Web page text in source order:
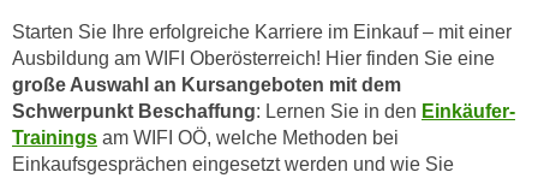
Starten Sie Ihre erfolgreiche Karriere im Einkauf – mit einer
Ausbildung am WIFI Oberösterreich! Hier finden Sie eine
große Auswahl an Kursangeboten mit dem
Schwerpunkt Beschaffung: Lernen Sie in den Einkäufer-
Trainings am WIFI OÖ, welche Methoden bei
Einkaufsgesprächen eingesetzt werden und wie Sie
e
k
z
e